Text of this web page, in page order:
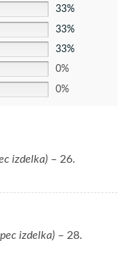
33%
33%
33%
0%
0%
izdelka) – 26.
izdelka) – 28.